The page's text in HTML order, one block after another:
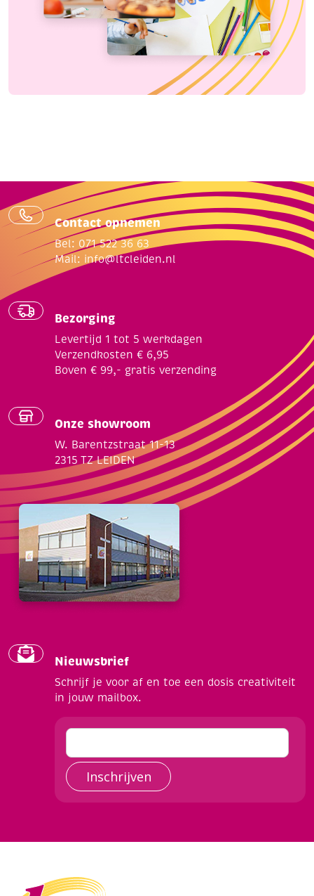
Contact opnemen
Bel: 071 522 36 63
Mail: info@ltcleiden.nl
Bezorging
Levertijd 1 tot 5 werkdagen
Verzendkosten € 6,95
Boven € 99,- gratis verzending
Onze showroom
W. Barentzstraat 11-13
2315 TZ LEIDEN
Nieuwsbrief
Schrijf je voor af en toe een dosis creativiteit
in jouw mailbox.
Inschrijven